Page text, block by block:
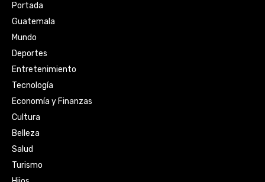
Portada
Guatemala
Mundo
Deportes
Entretenimiento
Tecnología
Economía y Finanzas
Cultura
Belleza
Salud
Turismo